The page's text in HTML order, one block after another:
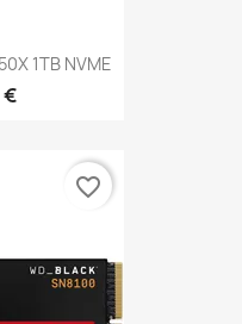
1TB NVME
€
favorite_border